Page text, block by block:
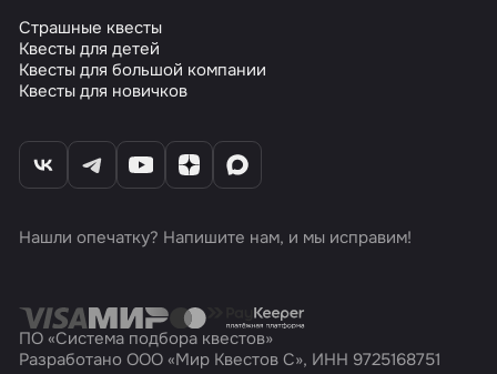
Страшные квесты
Квесты для детей
Квесты для большой компании
Квесты для новичков
Нашли опечатку? Напишите нам, и мы исправим!
ПО «Система подбора квестов»
Разработано ООО «Мир Квестов С», ИНН 9725168751